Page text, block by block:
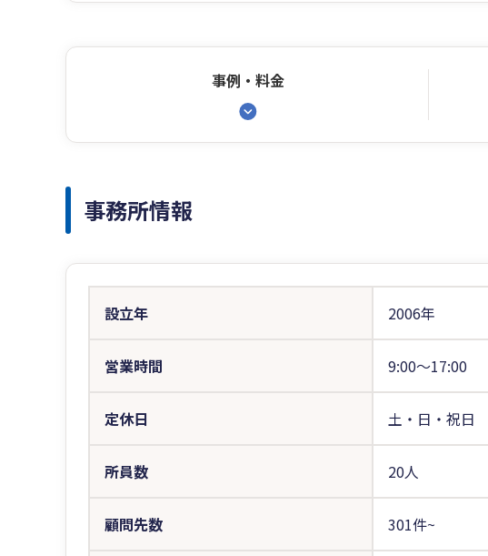
事例・料金
事務所情報
設立年 2006年
営業時間 9:00〜17:00
定休日 土・日・祝日
所員数 20人
顧問先数 301件~